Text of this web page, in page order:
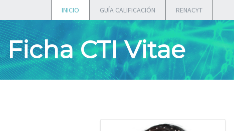
INICIO GUÍA CALIFICACIÓN RENACYT
Ficha CTI Vitae